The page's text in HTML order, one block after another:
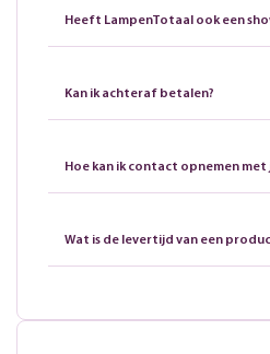
Heeft LampenTotaal ook een
Kan ik achteraf betalen?
Hoe kan ik contact opnemen met
Wat is de levertijd van een